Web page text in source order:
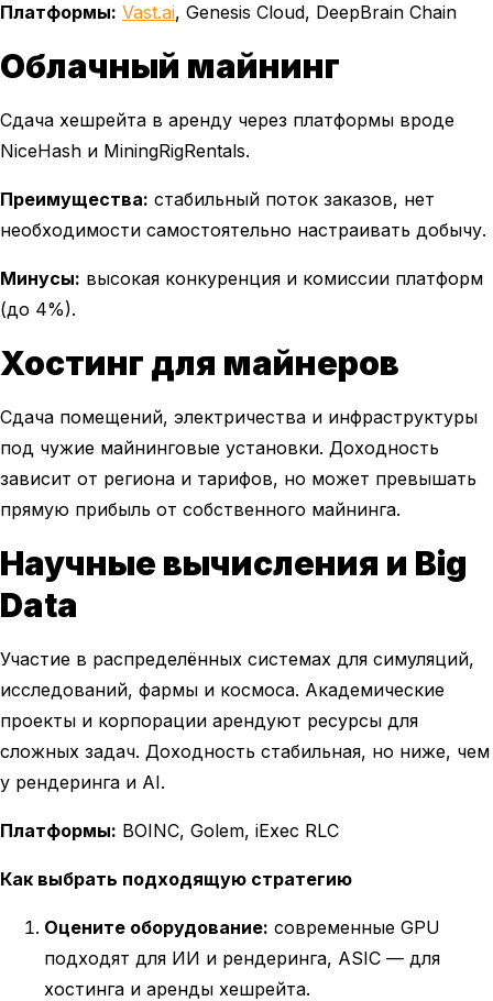
Платформы: Vast.ai, Genesis Cloud, DeepBrain Chain
Облачный майнинг
Сдача хешрейта в аренду через платформы вроде
NiceHash и MiningRigRentals.
Преимущества: стабильный поток заказов, нет
необходимости самостоятельно настраивать добычу.
Минусы: высокая конкуренция и комиссии платформ
(до 4%).
Хостинг для майнеров
Сдача помещений, электричества и инфраструктуры
под чужие майнинговые установки. Доходность
зависит от региона и тарифов, но может превышать
прямую прибыль от собственного майнинга.
Научные вычисления и Big
Data
Участие в распределённых системах для симуляций,
исследований, фармы и космоса. Академические
проекты и корпорации арендуют ресурсы для
сложных задач. Доходность стабильная, но ниже, чем
у рендеринга и AI.
Платформы: BOINC, Golem, iExec RLC
Как выбрать подходящую стратегию
Оцените оборудование: современные GPU
подходят для ИИ и рендеринга, ASIC — для
хостинга и аренды хешрейта.